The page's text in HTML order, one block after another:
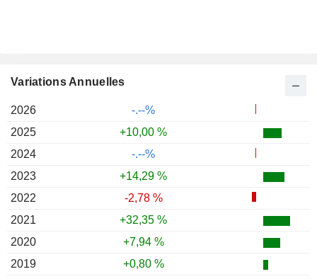
Variations Annuelles
2026
-.--%
2025
+10,00 %
2024
-.--%
2023
+14,29 %
2022
-2,78 %
2021
+32,35 %
2020
+7,94 %
2019
+0,80 %